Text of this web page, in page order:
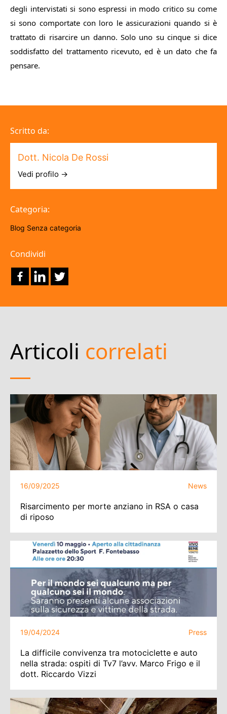
degli intervistati si sono espressi in modo critico su come
si sono comportate con loro le assicurazioni quando si è
trattato di risarcire un danno. Solo uno su cinque si dice
soddisfatto del trattamento ricevuto, ed è un dato che fa
pensare.
Scritto da:
Dott. Nicola De Rossi
Vedi profilo →
Categoria:
Blog Senza categoria
Condividi
Articoli correlati
16/09/2025 News
Risarcimento per morte anziano in RSA o casa
di riposo
19/04/2024 Press
La difficile convivenza tra motociclette e auto
nella strada: ospiti di Tv7 l’avv. Marco Frigo e il
dott. Riccardo Vizzi